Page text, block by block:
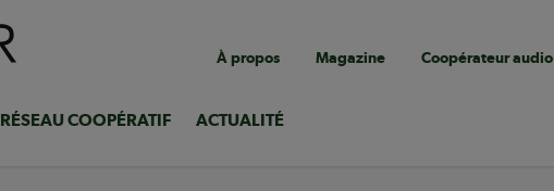
Navigation
utilitaire
À propos Magazine Coopérateur audio
RÉSEAU COOPÉRATIF ACTUALITÉ